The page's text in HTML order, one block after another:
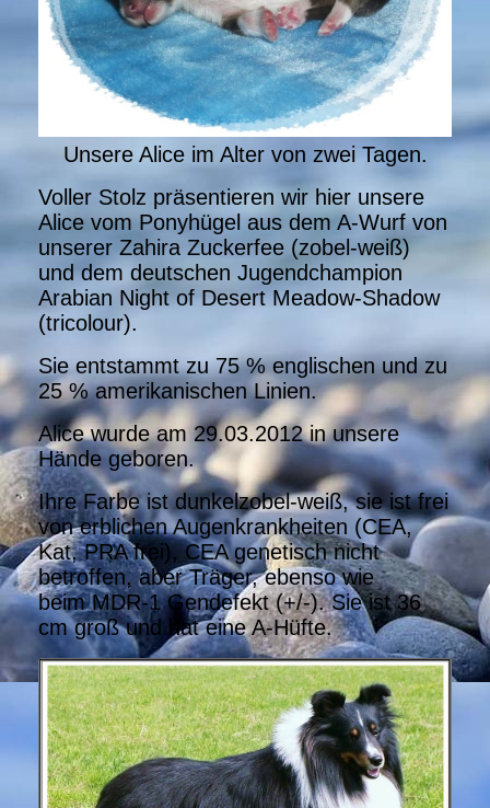
Unsere Alice im Alter von zwei Tagen.
Voller Stolz präsentieren wir hier unsere
Alice vom Ponyhügel aus dem A-Wurf von
unserer Zahira Zuckerfee (zobel-weiß)
und dem deutschen Jugendchampion
Arabian Night of Desert Meadow-Shadow
(tricolour).
Sie entstammt zu 75 % englischen und zu
25 % amerikanischen Linien.
Alice wurde am 29.03.2012 in unsere
Hände geboren.
Ihre Farbe ist dunkelzobel-weiß, sie ist frei
von erblichen Augenkrankheiten (CEA,
Kat, PRA frei), CEA genetisch nicht
betroffen, aber Träger, ebenso wie
beim MDR-1 Gendefekt (+/-). Sie ist 36
cm groß und hat eine A-Hüfte.